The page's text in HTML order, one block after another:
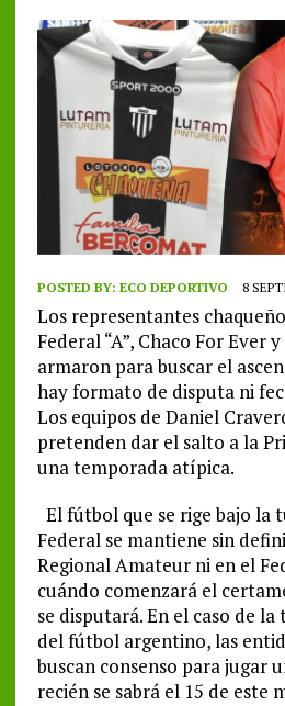
POSTED BY: ECO DEPORTIVO 8
Los representantes
Federal “A”, Chaco For Ever
armaron para buscar el
hay formato de disputa ni
Los equipos de Daniel
pretenden dar el salto a la
una temporada atípica.
El fútbol que se rige bajo la
Federal se mantiene sin
Regional Amateur ni en el
cuándo comenzará el
se disputará. En el caso de
del fútbol argentino, las
buscan consenso para jugar
recién se sabrá el 15 de este